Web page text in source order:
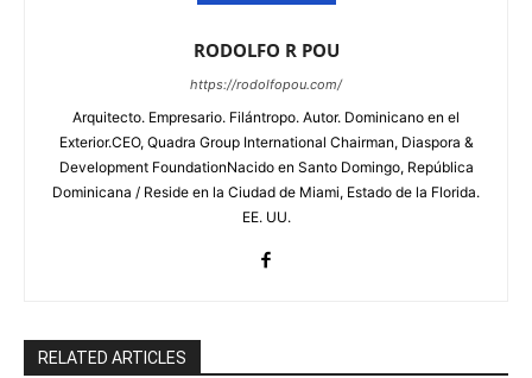
RODOLFO R POU
https://rodolfopou.com/
Arquitecto. Empresario. Filántropo. Autor. Dominicano en el
Exterior.CEO, Quadra Group International Chairman, Diaspora &
Development FoundationNacido en Santo Domingo, República
Dominicana / Reside en la Ciudad de Miami, Estado de la Florida.
EE. UU.
RELATED ARTICLES